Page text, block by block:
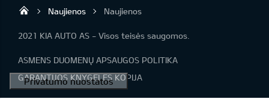
KIA automobiliai | KIA modeliai | KIA
Naujienos Naujienos
2021 KIA AUTO AS - Visos teisės saugomos.
ASMENS DUOMENŲ APSAUGOS POLITIKA
GARANTIJOS KNYGELĖS KOPIJA